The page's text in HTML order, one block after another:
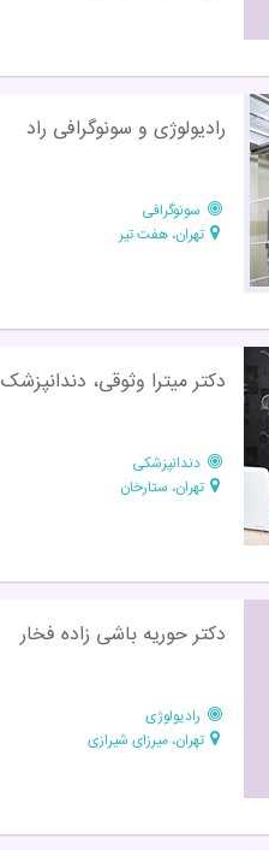
رادیولوژی و سونوگرافی راد
سونوگرافی
تهران، هفت تیر
دکتر میترا وثوقی، دندانپزشک
دندانپزشکی
تهران، ستارخان
دکتر حوریه باشی زاده فخار
رادیولوژی
تهران، میرزای شیرازی